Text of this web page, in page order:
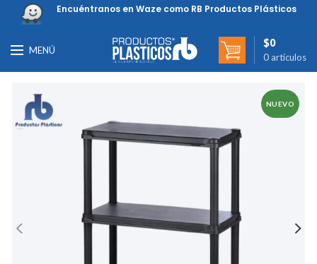
Encuéntranos en Waze como RB Productos Plásticos
MENÚ
0 artículos
$0
NUEVO